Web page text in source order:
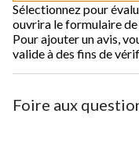
Sélectionnez pour
ouvrira le formulaire de
Pour ajouter un avis,
valide à des fins de
Foire aux